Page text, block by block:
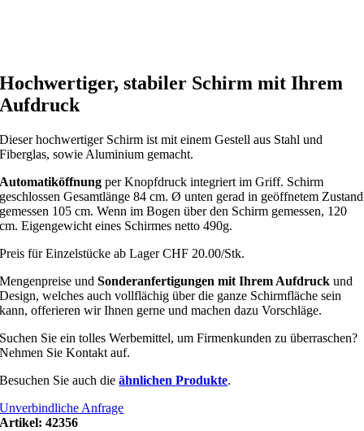
Hochwertiger, stabiler Schirm mit Ihrem
Aufdruck
Dieser hochwertiger Schirm ist mit einem Gestell aus Stahl und
Fiberglas, sowie Aluminium gemacht.
Automatiköffnung per Knopfdruck integriert im Griff. Schirm
geschlossen Gesamtlänge 84 cm. Ø unten gerad in geöffnetem Zustand
gemessen 105 cm. Wenn im Bogen über den Schirm gemessen, 120
cm. Eigengewicht eines Schirmes netto 490g.
Preis für Einzelstücke ab Lager CHF 20.00/Stk.
Mengenpreise undSonderanfertigungen mit Ihrem Aufdruck und
Design, welches auch vollflächig über die ganze Schirmfläche sein
kann, offerieren wir Ihnen gerne und machen dazu Vorschläge.
Suchen Sie ein tolles Werbemittel, um Firmenkunden zu überraschen?
Nehmen Sie Kontakt auf.
Besuchen Sie auch dieähnlichen Produkte.
Unverbindliche Anfrage
Artikel:42356